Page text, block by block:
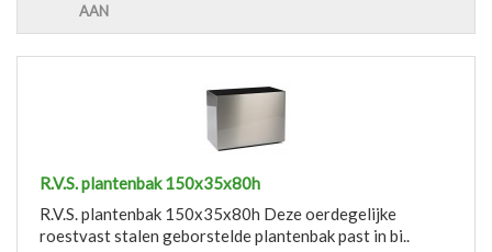
AAN
R.V.S. plantenbak 150x35x80h
R.V.S. plantenbak 150x35x80h Deze oerdegelijke
roestvast stalen geborstelde plantenbak past in bi..